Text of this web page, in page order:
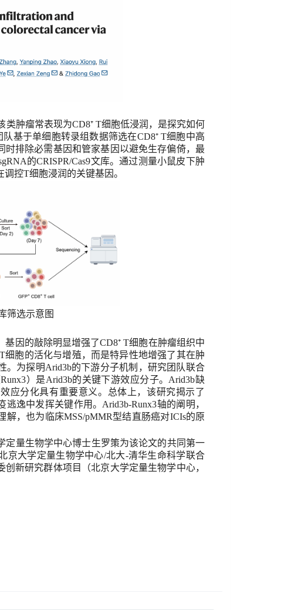
类肿瘤常表现为CD8⁺ T细胞低浸润，是探究如何
基于单细胞转录组数据筛选在CD8⁺ T细胞中高
时排除必需基因和管家基因以避免生存偏倚，最
的CRISPR/Cas9文库。通过测量小鼠皮下肿
调控T细胞浸润的关键基因。
筛选示意图
基因的敲除明显增强了CD8⁺ T细胞在肿瘤组织中
细胞的活化与增殖，而是特异性地增强了其在肿
。为探明Arid3b的下游分子机制，研究团队联合
Runx3） 是Arid3b的关键下游效应分子。 Arid3b缺
应分化具有重要意义。 总体上， 该研究揭示了
逃逸中发挥关键作用。 Arid3b-Runx3轴的阐明，
解，也为临床MSS/pMMR型结直肠癌对ICIs的原
定量生物学中心博士生罗策为该论文的共同第一
京大学定量生物学中心/北大-清华生命科学联合
创新研究群体项目
（北京大学定量生物学中心，